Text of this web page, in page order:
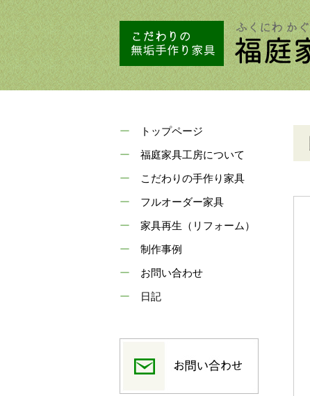
トップページ
福庭家具工房について
こだわりの手作り家具
フルオーダー家具
家具再生（リフォーム）
制作事例
お問い合わせ
日記